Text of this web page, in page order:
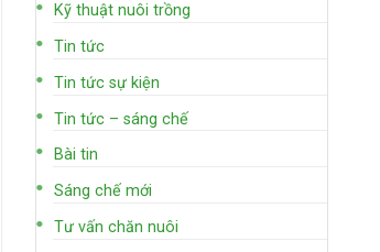
Kỹ thuật nuôi trồng
Tin tức
Tin tức sự kiện
Tin tức – sáng chế
Bài tin
Sáng chế mới
Tư vấn chăn nuôi